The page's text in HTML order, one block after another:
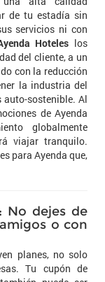
de tu estadía sin
servicios ni con
Hoteles los
del cliente, a un
con la reducción
la industria del
auto-sostenible. Al
de Ayenda
globalmente
viajar tranquilo.
para Ayenda que,
No dejes de
o con
planes, no solo
Tu cupón de